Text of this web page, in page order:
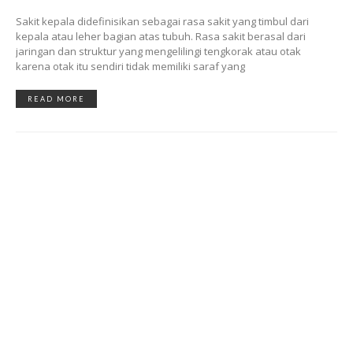
Sakit kepala didefinisikan sebagai rasa sakit yang timbul dari
kepala atau leher bagian atas tubuh. Rasa sakit berasal dari
jaringan dan struktur yang mengelilingi tengkorak atau otak
karena otak itu sendiri tidak memiliki saraf yang
READ MORE